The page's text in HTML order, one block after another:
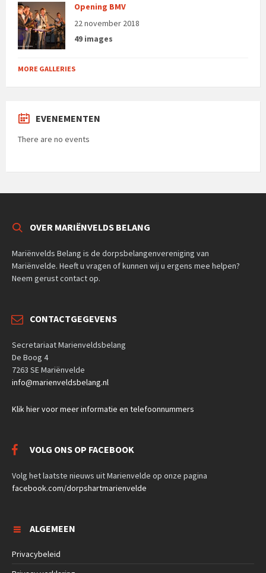
Opening BMV
22 november 2018
49 images
MORE GALLERIES
EVENEMENTEN
There are no events
OVER MARIËNVELDS BELANG
Mariënvelds Belang is de dorpsbelangenvereniging van
Mariënvelde. Heeft u vragen of kunnen wij u ergens mee helpen?
Neem gerust contact op.
CONTACTGEGEVENS
Secretariaat Marienveldsbelang
De Boog 4
7263 SE Mariënvelde
info@marienveldsbelang.nl
Klik hier voor meer informatie en telefoonnummers
VOLG ONS OP FACEBOOK
Volg het laatste nieuws uit Marienvelde op onze pagina
facebook.com/dorpshartmarienvelde
ALGEMEEN
Privacybeleid